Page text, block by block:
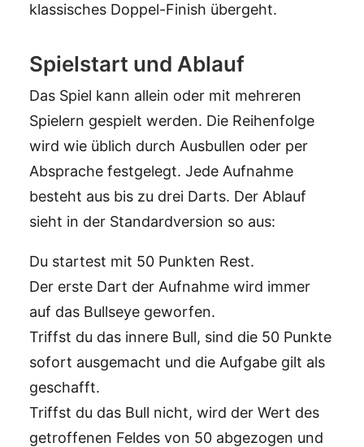
klassisches Doppel-Finish übergeht.
Spielstart und Ablauf
Das Spiel kann allein oder mit mehreren
Spielern gespielt werden. Die Reihenfolge
wird wie üblich durch Ausbullen oder per
Absprache festgelegt. Jede Aufnahme
besteht aus bis zu drei Darts. Der Ablauf
sieht in der Standardversion so aus:
Du startest mit 50 Punkten Rest.
Der erste Dart der Aufnahme wird immer
auf das Bullseye geworfen.
Triffst du das innere Bull, sind die 50 Punkte
sofort ausgemacht und die Aufgabe gilt als
geschafft.
Triffst du das Bull nicht, wird der Wert des
getroffenen Feldes von 50 abgezogen und